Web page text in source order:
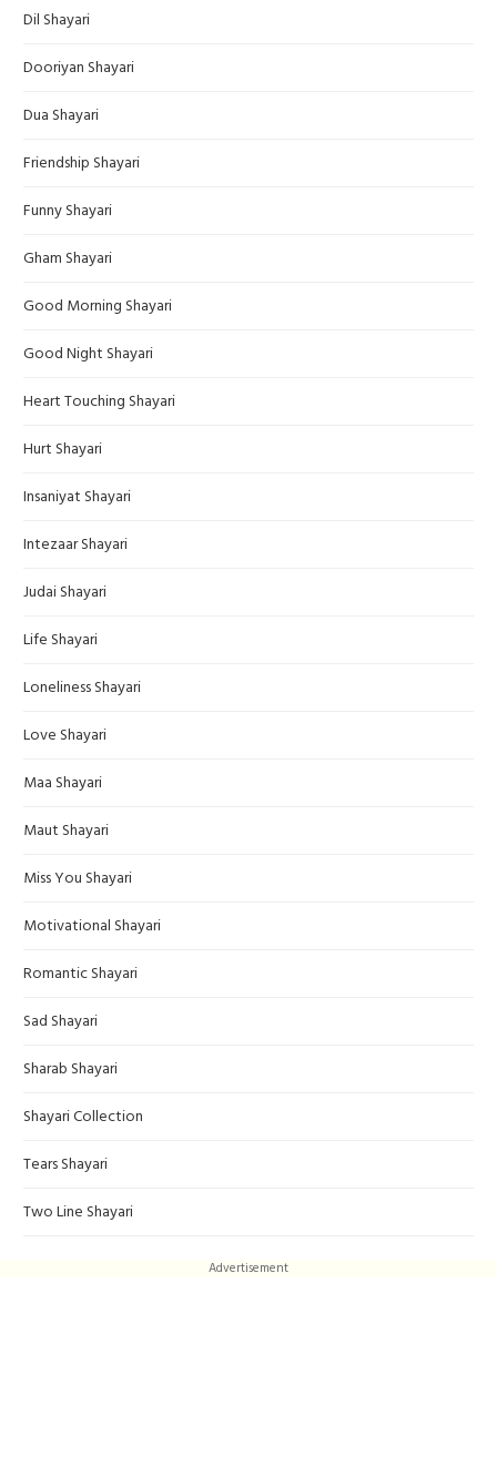
Dil Shayari
Dooriyan Shayari
Dua Shayari
Friendship Shayari
Funny Shayari
Gham Shayari
Good Morning Shayari
Good Night Shayari
Heart Touching Shayari
Hurt Shayari
Insaniyat Shayari
Intezaar Shayari
Judai Shayari
Life Shayari
Loneliness Shayari
Love Shayari
Maa Shayari
Maut Shayari
Miss You Shayari
Motivational Shayari
Romantic Shayari
Sad Shayari
Sharab Shayari
Shayari Collection
Tears Shayari
Two Line Shayari
Advertisement